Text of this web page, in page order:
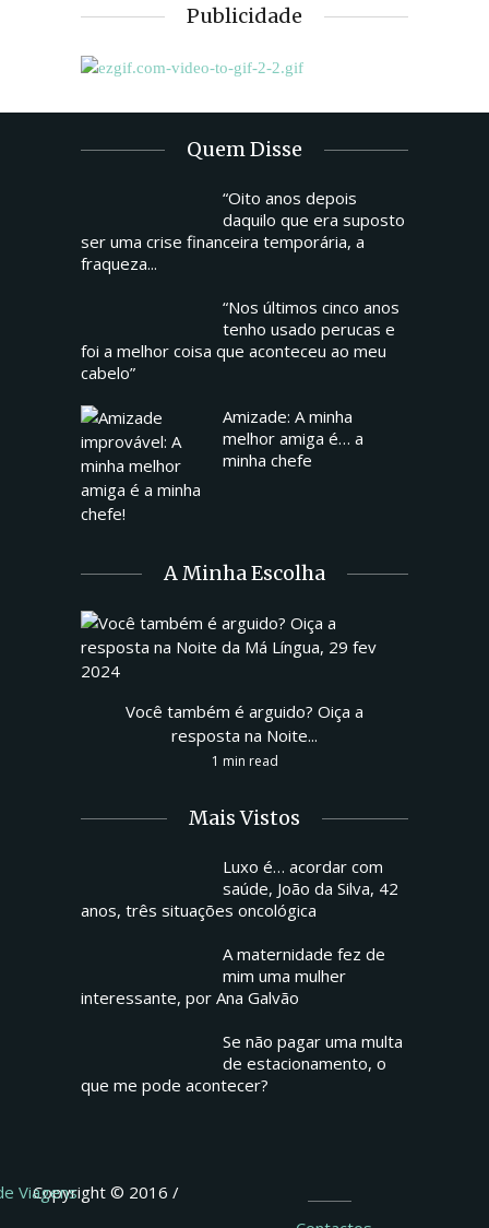
Publicidade
Quem Disse
“Oito anos depois
daquilo que era suposto
ser uma crise financeira temporária, a
fraqueza...
“Nos últimos cinco anos
tenho usado perucas e
foi a melhor coisa que aconteceu ao meu
cabelo”
Amizade: A minha
melhor amiga é… a
minha chefe
A Minha Escolha
Você também é arguido? Oiça a
resposta na Noite...
1 min read
Mais Vistos
Luxo é… acordar com
saúde, João da Silva, 42
anos, três situações oncológica
A maternidade fez de
mim uma mulher
interessante, por Ana Galvão
Se não pagar uma multa
de estacionamento, o
que me pode acontecer?
Copyright © 2016 /
Viagens